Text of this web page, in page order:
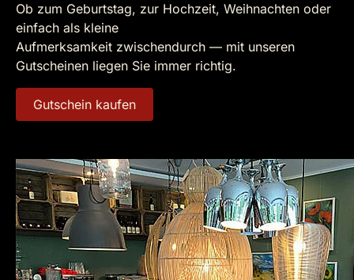
Ob zum Geburtstag, zur Hochzeit, Weihnachten oder
einfach als kleine
Aufmerksamkeit zwischendurch — mit unseren
Gutscheinen liegen Sie immer richtig.
Gutschein kaufen